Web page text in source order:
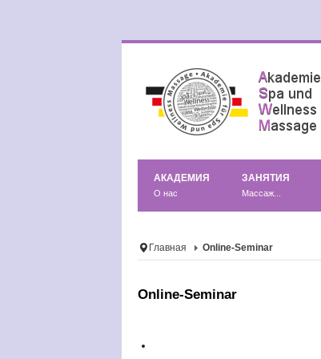
АКАДЕМИЯ
О нас
ЗАНЯТИЯ
Массаж...
Главная Online-Seminar
Online-Seminar